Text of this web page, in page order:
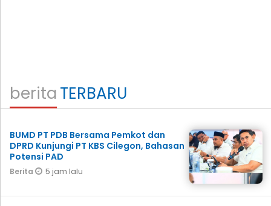
beritaTERBARU
BUMD PT PDB Bersama Pemkot dan
DPRD Kunjungi PT KBS Cilegon, Bahasan
Potensi PAD
Berita 5 jam lalu